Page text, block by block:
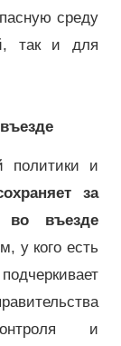
среду
так и для
политики и
за
во въезде
у кого есть
и